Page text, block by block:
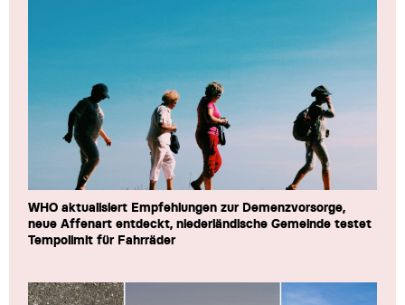
WHO aktualisiert Empfehlungen zur Demenzvorsorge,
neue Affenart entdeckt, niederländische Gemeinde testet
Tempolimit für Fahrräder